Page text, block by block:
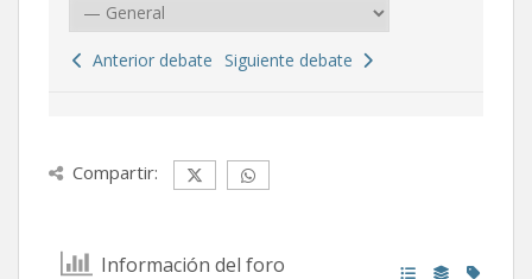
Anterior debate Siguiente debate
Compartir:
Información del foro